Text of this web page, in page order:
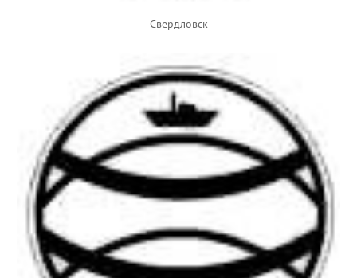
Свердловск